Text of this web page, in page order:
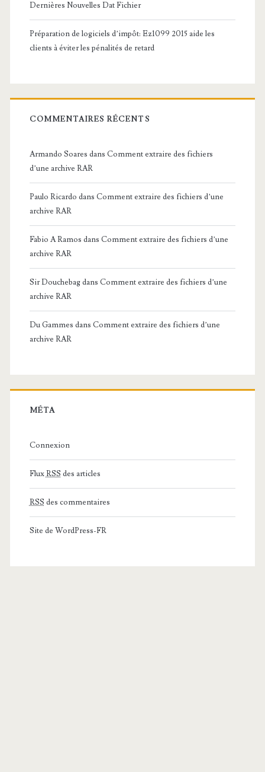
Dernières Nouvelles Dat Fichier
Préparation de logiciels d’impôt: Ez1099 2015 aide les
clients à éviter les pénalités de retard
COMMENTAIRES RÉCENTS
Armando Soares dans Comment extraire des fichiers
d’une archive RAR
Paulo Ricardo dans Comment extraire des fichiers d’une
archive RAR
Fabio A Ramos dans Comment extraire des fichiers d’une
archive RAR
Sir Douchebagdans Comment extraire des fichiers d’une
archive RAR
Du Gammes dans Comment extraire des fichiers d’une
archive RAR
MÉTA
Connexion
FluxRSS des articles
RSS des commentaires
Site de WordPress-FR